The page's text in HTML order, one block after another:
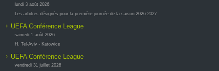
lundi 3 août 2026
Les arbitres désignés pour la première journée de la saison 2026-2027
UEFA Conférence League
samedi 1 août 2026
H. Tel-Aviv - Katowice
UEFA Conférence League
vendredi 31 juillet 2026